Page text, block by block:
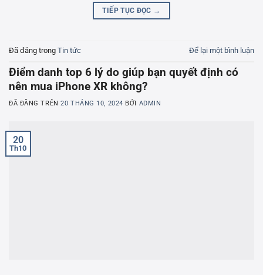
TIẾP TỤC ĐỌC →
Đã đăng trong Tin tức Để lại một bình luận
Điểm danh top 6 lý do giúp bạn quyết định có
nên mua iPhone XR không?
ĐÃ ĐĂNG TRÊN20 THÁNG 10, 2024 BỞI ADMIN
20
Th10